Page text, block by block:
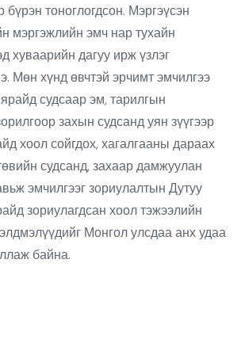
тоноглогдсон. Мэргэүсэн
мэргэжлийн эмч нар тухайн
хуваарийн дагуу ирж үзлэг
Мөн хүнд өвчтэй эрчимт эмчилгээ
судсаар эм, тарилгын
захын судсанд уян зүүгээр
хоол сойгдох, хагалгааны дараах
судсанд, захаар дамжуулан
эмчилгээг зориулалтын Дутуу
зориулагдсан хоол тэжээлийн
Монгол улсдаа анх удаа
байна.